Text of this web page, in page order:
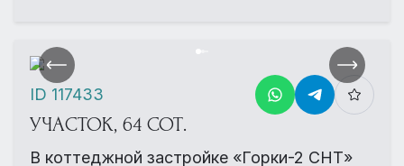
УЧАСТОК, 64 СОТ.
В коттеджной застройке «Горки-2 СНТ»
ID 117433